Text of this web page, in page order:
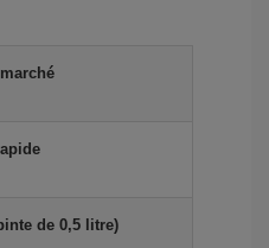
de 0,5 litre)